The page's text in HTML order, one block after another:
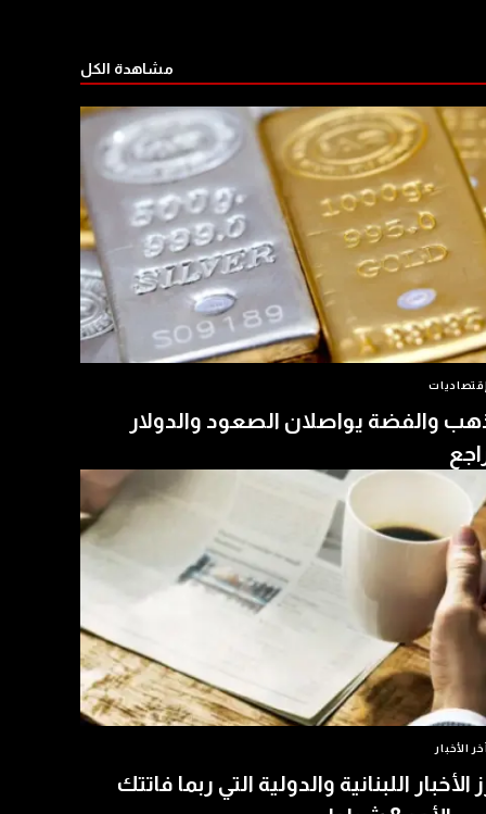
مشاهدة الكل
إقتصاديات
والفضة يواصلان الصعود والدولار
آخر الأخبار
الأخبار اللبنانية والدولية التي ربما فاتتك